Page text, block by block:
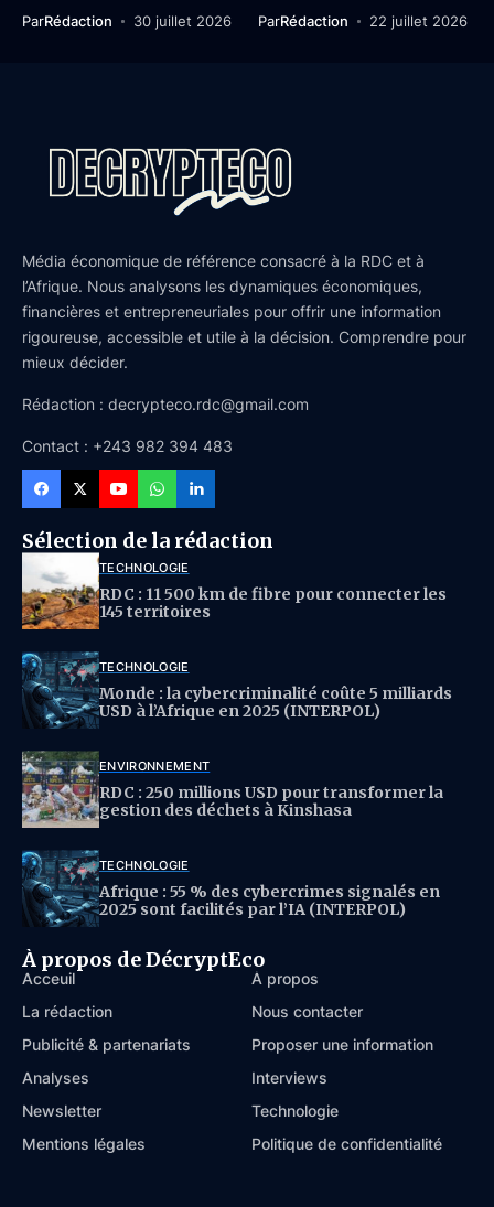
ParRédaction 30 juillet 2026 ParRédaction 22 juillet 2026
Média économique de référence consacré à la RDC et à
l’Afrique. Nous analysons les dynamiques économiques,
financières et entrepreneuriales pour offrir une information
rigoureuse, accessible et utile à la décision. Comprendre pour
mieux décider.
Rédaction : decrypteco.rdc@gmail.com
Contact : +243 982 394 483
Sélection de la rédaction
TECHNOLOGIE
RDC : 11 500 km de fibre pour connecter les
145 territoires
TECHNOLOGIE
Monde : la cybercriminalité coûte 5 milliards
USD à l’Afrique en 2025 (INTERPOL)
ENVIRONNEMENT
RDC : 250 millions USD pour transformer la
gestion des déchets à Kinshasa
TECHNOLOGIE
Afrique : 55 % des cybercrimes signalés en
2025 sont facilités par l’IA (INTERPOL)
À propos de DécryptEco
Acceuil
À propos
La rédaction
Nous contacter
Publicité & partenariats
Proposer une information
Analyses
Interviews
Newsletter
Technologie
Mentions légales
Politique de confidentialité